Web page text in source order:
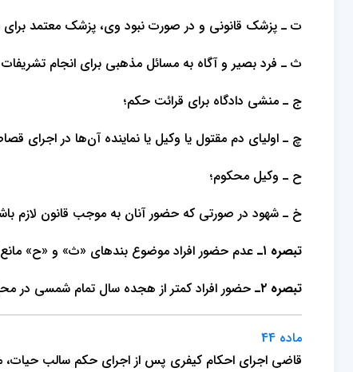
ت ـ پزشک قانونی و در صورت نبود وی، پزشک معتمد
ث ـ فرد بصیر و آگاه به مسائل مذهبی برای انجام
ج ـ منشی دادگاه برای قرائت حکم؛
چ ـ اولیای دم مقتول یا وکیل یا نماینده آن‌ها در اجرای
ح ـ وکیل محکوم؛
خ ـ شهود در صورتی که حضور آنان به موجب قانون لازم
تبصره ۱ـ
عدم حضور افراد موضوع بندهای «ث» و «ح»
تبصره ۲ـ
حضور افراد کمتر از هجده سال تمام شمسی
ماده 44
قاضی اجرای احکام کیفری پس از اجرای حکم سالب حیات،